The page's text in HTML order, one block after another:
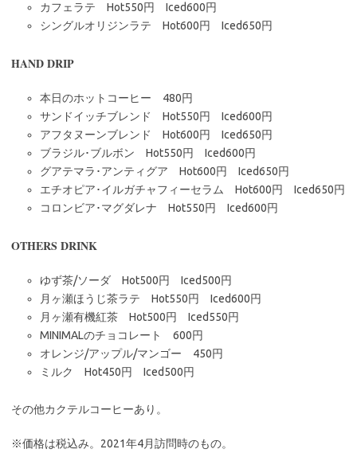
カフェラテ Hot550円 Iced600円
シングルオリジンラテ Hot600円 Iced650円
HAND DRIP
本日のホットコーヒー 480円
サンドイッチブレンド Hot550円 Iced600円
アフタヌーンブレンド Hot600円 Iced650円
ブラジル･ブルボン Hot550円 Iced600円
グアテマラ･アンティグア Hot600円 Iced650円
エチオピア･イルガチャフィーセラム Hot600円 Iced650円
コロンビア･マグダレナ Hot550円 Iced600円
OTHERS DRINK
ゆず茶/ソーダ Hot500円 Iced500円
月ヶ瀬ほうじ茶ラテ Hot550円 Iced600円
月ヶ瀬有機紅茶 Hot500円 Iced550円
MINIMALのチョコレート 600円
オレンジ/アップル/マンゴー 450円
ミルク Hot450円 Iced500円
その他カクテルコーヒーあり。
※価格は税込み。2021年4月訪問時のもの。